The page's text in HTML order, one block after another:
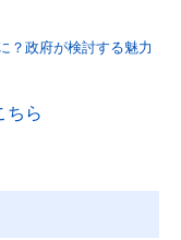
ちら